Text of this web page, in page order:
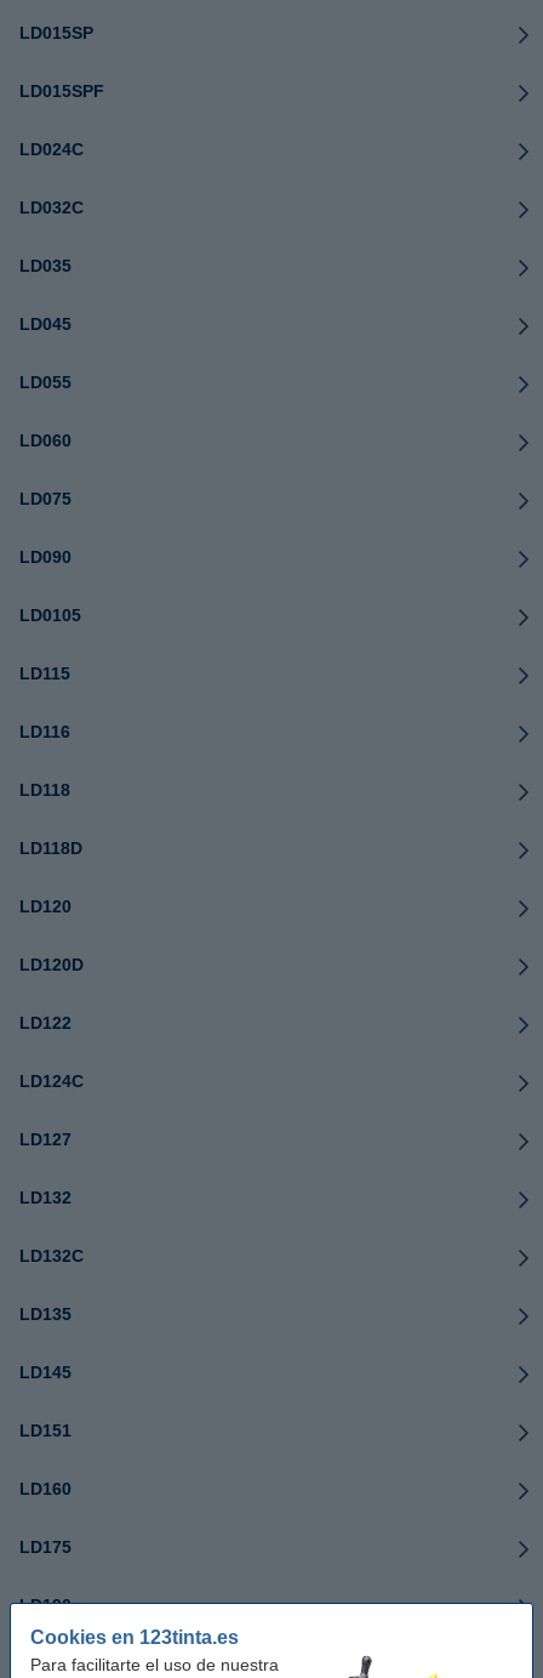
Cookies en 123tinta.es
Para facilitarte el uso de nuestra
LD015SP
LD015SPF
LD024C
LD032C
LD035
LD045
LD055
LD060
LD075
LD090
LD0105
LD115
LD116
LD118
LD118D
LD120
LD120D
LD122
LD124C
LD127
LD132
LD132C
LD135
LD145
LD151
LD160
LD175
LD190
LD225